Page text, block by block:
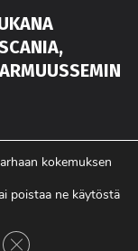
kokemuksen
poistaa ne käytöstä
Sulje evästebanneri